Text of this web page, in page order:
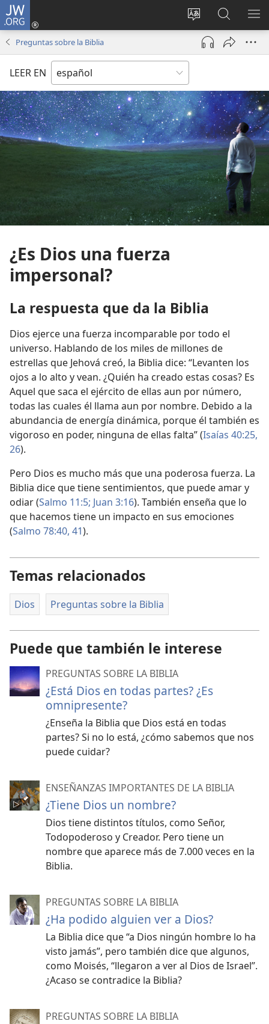
JW.ORG
Cambiar
idioma
del sitio
Iniciar
sesión
(abre
nueva
en
jw.org
Preguntas sobre la Biblia
LEER EN
¿Es Dios una fuerza
impersonal?
La respuesta que da la Biblia
Dios ejerce una fuerza incomparable por todo el
universo. Hablando de los miles de millones de
estrellas que Jehová creó, la Biblia dice: “Levanten los
ojos a lo alto y vean. ¿Quién ha creado estas cosas? Es
Aquel que saca el ejército de ellas aun por número,
todas las cuales él llama aun por nombre. Debido a la
abundancia de energía dinámica, porque él también es
vigoroso en poder, ninguna de ellas falta” (Isaías 40:25,
26).
Pero Dios es mucho más que una poderosa fuerza. La
Biblia dice que tiene sentimientos, que puede amar y
odiar (Salmo 11:5; Juan 3:16). También enseña que lo
que hacemos tiene un impacto en sus emociones
(Salmo 78:40, 41).
Temas relacionados
Dios Preguntas sobre la Biblia
Puede que también le interese
PREGUNTAS SOBRE LA BIBLIA
¿Está Dios en todas partes? ¿Es
omnipresente?
¿Enseña la Biblia que Dios está en todas
partes? Si no lo está, ¿cómo sabemos que nos
puede cuidar?
ENSEÑANZAS IMPORTANTES DE LA BIBLIA
¿Tiene Dios un nombre?
Dios tiene distintos títulos, como Señor,
Todopoderoso y Creador. Pero tiene un
nombre que aparece más de 7.000 veces en la
Biblia.
PREGUNTAS SOBRE LA BIBLIA
¿Ha podido alguien ver a Dios?
La Biblia dice que “a Dios ningún hombre lo ha
visto jamás”, pero también dice que algunos,
como Moisés, “llegaron a ver al Dios de Israel”.
¿Acaso se contradice la Biblia?
PREGUNTAS SOBRE LA BIBLIA